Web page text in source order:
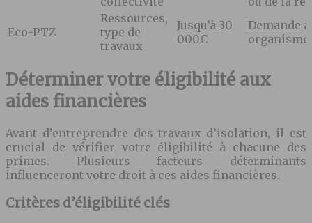
Eco-PTZ
Ressources,
type de
travaux
Jusqu’à 30
000€
Demande
organisme
Déterminer votre éligibilité aux
aides financières
Avant d’entreprendre des travaux d’isolation, il est
crucial de vérifier votre éligibilité à chacune des
primes. Plusieurs facteurs déterminants
influenceront votre droit à ces aides financières.
Critères d’éligibilité clés